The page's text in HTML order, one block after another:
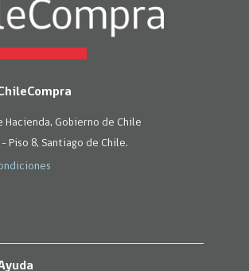
Hacienda, Gobierno de Chile
Piso 8, Santiago de Chile.